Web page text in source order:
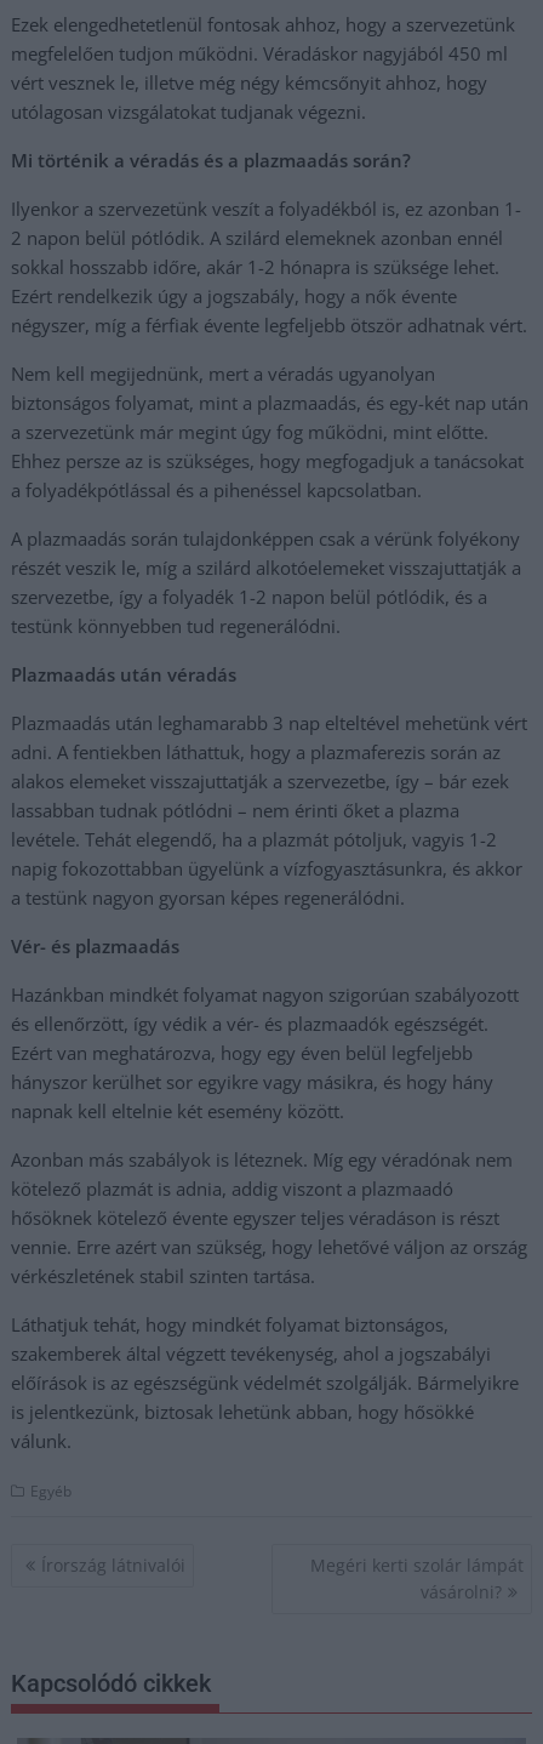
Ezek elengedhetetlenül fontosak ahhoz, hogy a szervezetünk
megfelelően tudjon működni. Véradáskor nagyjából 450 ml
vért vesznek le, illetve még négy kémcsőnyit ahhoz, hogy
utólagosan vizsgálatokat tudjanak végezni.
Mi történik a véradás és a plazmaadás során?
Ilyenkor a szervezetünk veszít a folyadékból is, ez azonban 1-
2 napon belül pótlódik. A szilárd elemeknek azonban ennél
sokkal hosszabb időre, akár 1-2 hónapra is szüksége lehet.
Ezért rendelkezik úgy a jogszabály, hogy a nők évente
négyszer, míg a férfiak évente legfeljebb ötször adhatnak vért.
Nem kell megijednünk, mert a véradás ugyanolyan
biztonságos folyamat, mint a plazmaadás, és egy-két nap után
a szervezetünk már megint úgy fog működni, mint előtte.
Ehhez persze az is szükséges, hogy megfogadjuk a tanácsokat
a folyadékpótlással és a pihenéssel kapcsolatban.
A plazmaadás során tulajdonképpen csak a vérünk folyékony
részét veszik le, míg a szilárd alkotóelemeket visszajuttatják a
szervezetbe, így a folyadék 1-2 napon belül pótlódik, és a
testünk könnyebben tud regenerálódni.
Plazmaadás után véradás
Plazmaadás után leghamarabb 3 nap elteltével mehetünk vért
adni. A fentiekben láthattuk, hogy a plazmaferezis során az
alakos elemeket visszajuttatják a szervezetbe, így – bár ezek
lassabban tudnak pótlódni – nem érinti őket a plazma
levétele. Tehát elegendő, ha a plazmát pótoljuk, vagyis 1-2
napig fokozottabban ügyelünk a vízfogyasztásunkra, és akkor
a testünk nagyon gyorsan képes regenerálódni.
Vér- és plazmaadás
Hazánkban mindkét folyamat nagyon szigorúan szabályozott
és ellenőrzött, így védik a vér- és plazmaadók egészségét.
Ezért van meghatározva, hogy egy éven belül legfeljebb
hányszor kerülhet sor egyikre vagy másikra, és hogy hány
napnak kell eltelnie két esemény között.
Azonban más szabályok is léteznek. Míg egy véradónak nem
kötelező plazmát is adnia, addig viszont a plazmaadó
hősöknek kötelező évente egyszer teljes véradáson is részt
vennie. Erre azért van szükség, hogy lehetővé váljon az ország
vérkészletének stabil szinten tartása.
Láthatjuk tehát, hogy mindkét folyamat biztonságos,
szakemberek által végzett tevékenység, ahol a jogszabályi
előírások is az egészségünk védelmét szolgálják. Bármelyikre
is jelentkezünk, biztosak lehetünk abban, hogy hősökké
válunk.
Egyéb
Bejegyzés
Írország látnivalói
Megéri kerti szolár lámpát
vásárolni?
Kapcsolódó cikkek